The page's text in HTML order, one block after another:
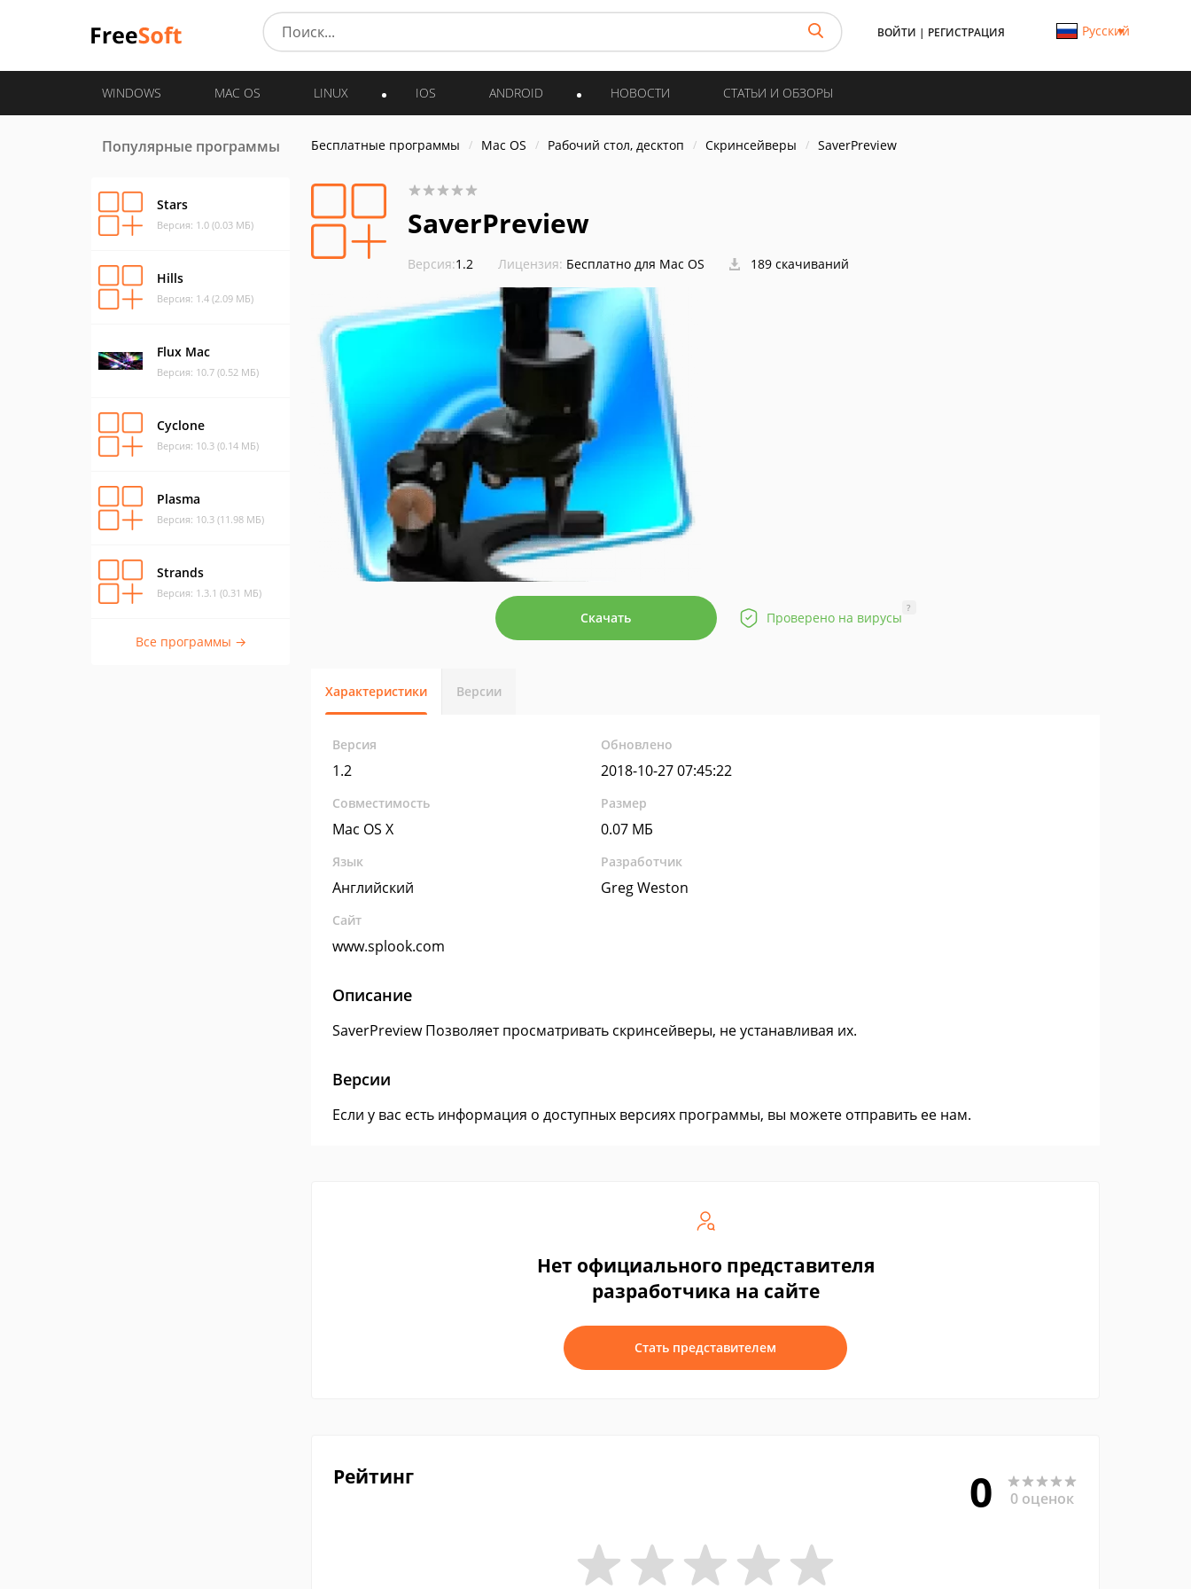
ВОЙТИ | РЕГИСТРАЦИЯ Русский
WINDOWS MAC OS LINUX IOS ANDROID НОВОСТИ СТАТЬИ И ОБЗОРЫ
Популярные программы
Stars
Версия: 1.0 (0.03 МБ)
Hills
Версия: 1.4 (2.09 МБ)
Flux Mac
Версия: 10.7 (0.52 МБ)
Cyclone
Версия: 10.3 (0.14 МБ)
Plasma
Версия: 10.3 (11.98 МБ)
Strands
Версия: 1.3.1 (0.31 МБ)
Все программы →
Бесплатные программы Mac OS Рабочий стол, десктоп Скринсейверы SaverPreview
SaverPreview
Версия:1.2 Лицензия: Бесплатно для Mac OS 189 скачиваний
Скачать Проверено на вирусы
?
Характеристики Версии
Версия
1.2
Обновлено
2018-10-27 07:45:22
Совместимость
Mac OS X
Размер
0.07 МБ
Язык
Английский
Разработчик
Greg Weston
Сайт
www.splook.com
Описание
SaverPreview Позволяет просматривать скринсейверы, не устанавливая их.
Версии
Если у вас есть информация о доступных версиях программы, вы можете отправить ее нам.
Нет официального представителя
разработчика на сайте
Стать представителем
Рейтинг 0 0 оценок